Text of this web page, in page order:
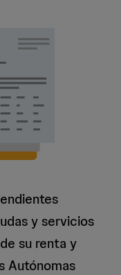
y servicios
su renta y
Autónomas